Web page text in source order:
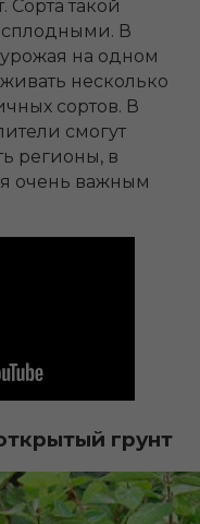
такой
В
на одном
несколько
сортов. В
смогут
регионы, в
очень важным
грунт